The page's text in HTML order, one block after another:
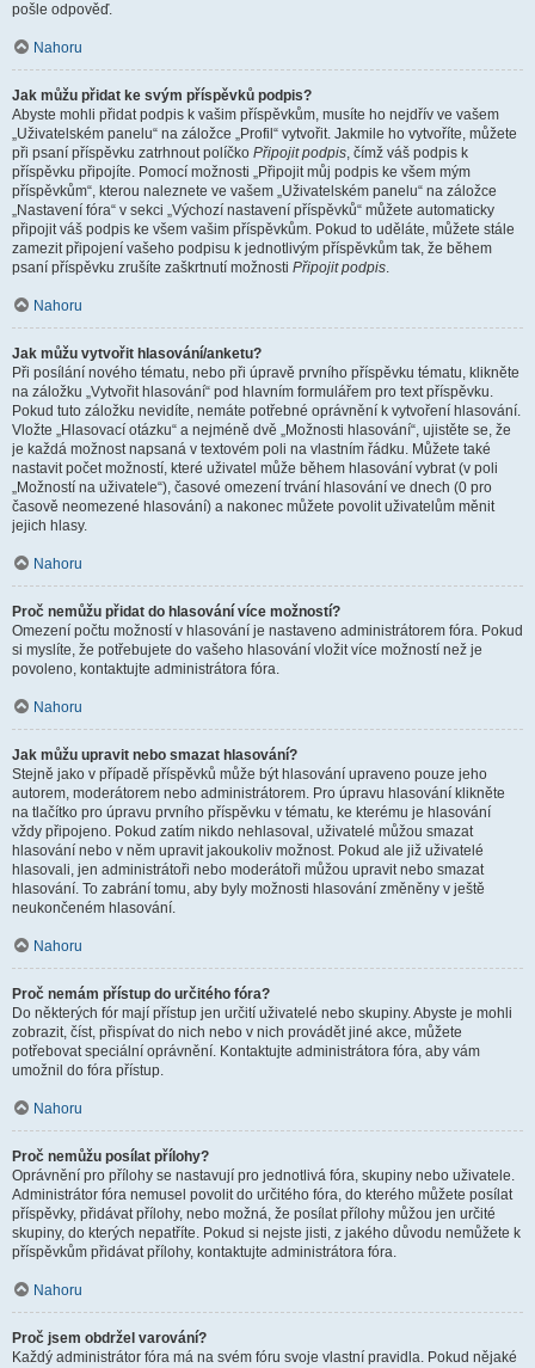
pošle odpověď.
Nahoru
Jak můžu přidat ke svým příspěvků podpis?
Abyste mohli přidat podpis k vašim příspěvkům, musíte ho nejdřív ve vašem
„Uživatelském panelu“ na záložce „Profil“ vytvořit. Jakmile ho vytvoříte, můžete
při psaní příspěvku zatrhnout políčko Připojit podpis, čímž váš podpis k
příspěvku připojíte. Pomocí možnosti „Připojit můj podpis ke všem mým
příspěvkům“, kterou naleznete ve vašem „Uživatelském panelu“ na záložce
„Nastavení fóra“ v sekci „Výchozí nastavení příspěvků“ můžete automaticky
připojit váš podpis ke všem vašim příspěvkům. Pokud to uděláte, můžete stále
zamezit připojení vašeho podpisu k jednotlivým příspěvkům tak, že během
psaní příspěvku zrušíte zaškrtnutí možnosti Připojit podpis.
Nahoru
Jak můžu vytvořit hlasování/anketu?
Při posílání nového tématu, nebo při úpravě prvního příspěvku tématu, klikněte
na záložku „Vytvořit hlasování“ pod hlavním formulářem pro text příspěvku.
Pokud tuto záložku nevidíte, nemáte potřebné oprávnění k vytvoření hlasování.
Vložte „Hlasovací otázku“ a nejméně dvě „Možnosti hlasování“, ujistěte se, že
je každá možnost napsaná v textovém poli na vlastním řádku. Můžete také
nastavit počet možností, které uživatel může během hlasování vybrat (v poli
„Možností na uživatele“), časové omezení trvání hlasování ve dnech (0 pro
časově neomezené hlasování) a nakonec můžete povolit uživatelům měnit
jejich hlasy.
Nahoru
Proč nemůžu přidat do hlasování více možností?
Omezení počtu možností v hlasování je nastaveno administrátorem fóra. Pokud
si myslíte, že potřebujete do vašeho hlasování vložit více možností než je
povoleno, kontaktujte administrátora fóra.
Nahoru
Jak můžu upravit nebo smazat hlasování?
Stejně jako v případě příspěvků může být hlasování upraveno pouze jeho
autorem, moderátorem nebo administrátorem. Pro úpravu hlasování klikněte
na tlačítko pro úpravu prvního příspěvku v tématu, ke kterému je hlasování
vždy připojeno. Pokud zatím nikdo nehlasoval, uživatelé můžou smazat
hlasování nebo v něm upravit jakoukoliv možnost. Pokud ale již uživatelé
hlasovali, jen administrátoři nebo moderátoři můžou upravit nebo smazat
hlasování. To zabrání tomu, aby byly možnosti hlasování změněny v ještě
neukončeném hlasování.
Nahoru
Proč nemám přístup do určitého fóra?
Do některých fór mají přístup jen určití uživatelé nebo skupiny. Abyste je mohli
zobrazit, číst, přispívat do nich nebo v nich provádět jiné akce, můžete
potřebovat speciální oprávnění. Kontaktujte administrátora fóra, aby vám
umožnil do fóra přístup.
Nahoru
Proč nemůžu posílat přílohy?
Oprávnění pro přílohy se nastavují pro jednotlivá fóra, skupiny nebo uživatele.
Administrátor fóra nemusel povolit do určitého fóra, do kterého můžete posílat
příspěvky, přidávat přílohy, nebo možná, že posílat přílohy můžou jen určité
skupiny, do kterých nepatříte. Pokud si nejste jisti, z jakého důvodu nemůžete k
příspěvkům přidávat přílohy, kontaktujte administrátora fóra.
Nahoru
Proč jsem obdržel varování?
Každý administrátor fóra má na svém fóru svoje vlastní pravidla. Pokud nějaké